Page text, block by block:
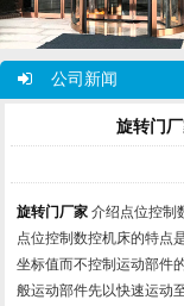
公司新闻
旋转门
旋转门厂家 介绍点位控制
点位控制数控机床的特点
坐标值而不控制运动部件
般运动部件先以快速运动